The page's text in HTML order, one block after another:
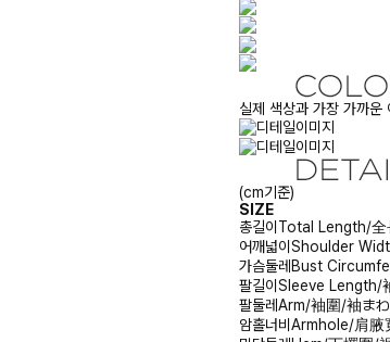
실제 색상과 가장 가까운
(cm기준)
SIZE
총길이Total Length/全
어깨넓이Shoulder
가슴둘레Bust
팔길이Sleeve Length/
팔둘레Arm/袖圍/袖まわ
암홀너비Armhole/肩腋